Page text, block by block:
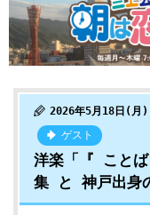
2026年5月18日(月
ゲスト
洋楽「『 こと
集 と 神戸出身